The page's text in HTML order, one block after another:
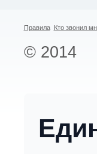
Правила Кто звонил
© 2014